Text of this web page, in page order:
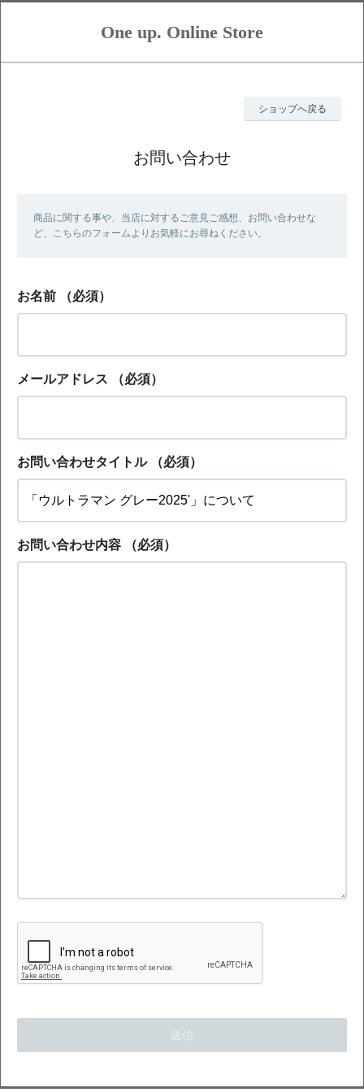
One up. Online Store
ショップへ戻る
お問い合わせ
商品に関する事や、当店に対するご意見ご感想、お問い合わせな
ど、こちらのフォームよりお気軽にお尋ねください。
お名前 （必須）
メールアドレス （必須）
お問い合わせタイトル （必須）
お問い合わせ内容 （必須）